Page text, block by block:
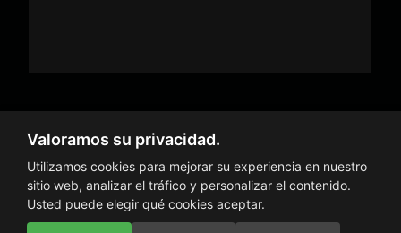
Aviso legal Política de privacidad Política de cookies
© 2026 Autoescuela Mediterrània
creado por
Valoramos su privacidad.
Utilizamos cookies para mejorar su experiencia en nuestro
sitio web, analizar el tráfico y personalizar el contenido.
Usted puede elegir qué cookies aceptar.